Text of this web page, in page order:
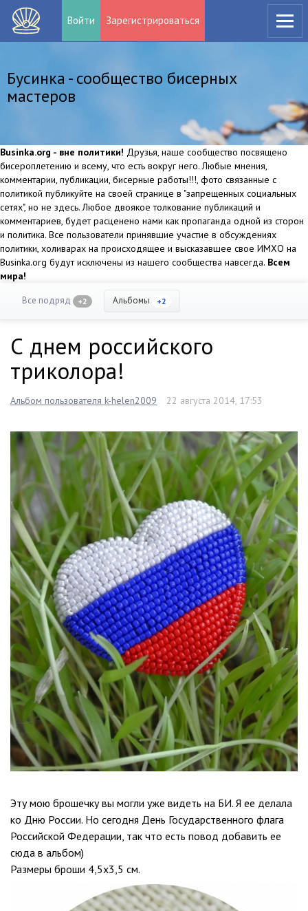
Войти Зарегистрироваться
Бусинка - сообщество бисерных
мастеров
Businka.org - вне политики! Друзья, наше сообщество посвящено
бисероплетению и всему, что есть вокруг него. Любые мнения,
комментарии, публикации, бисерные работы!!!, фото связанные с
политикой публикуйте на своей странице в "запрещенных социальных
сетях", но не здесь. Любое двоякое толкование публикаций и
комментариев, будет расценено нами как пропаганда одной из сторон
и политика. Все пользователи принявшие участие в обсуждениях
политики, холиварах на происходящее и высказавшее свое ИМХО на
Businka.org будут исключены из нашего сообщества навсегда. Всем
мира!
Все подряд +2 Альбомы +2
С днем российского
триколора!
Альбом пользователя k-helen2009 22 августа 2014, 17:53
Эту мою брошечку вы могли уже видеть на БИ. Я ее делала
ко Дню России. Но сегодня День Государственного флага
Российской Федерации, так что есть повод добавить ее
сюда в альбом)
Размеры броши 4,5х3,5 см.